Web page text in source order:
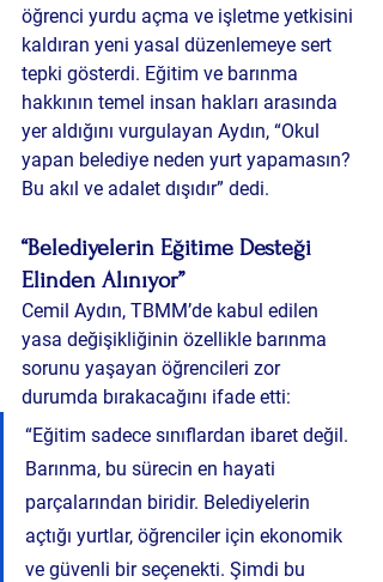
öğrenci yurdu açma ve işletme yetkisini
kaldıran yeni yasal düzenlemeye sert
tepki gösterdi. Eğitim ve barınma
hakkının temel insan hakları arasında
yer aldığını vurgulayan Aydın, “Okul
yapan belediye neden yurt yapamasın?
Bu akıl ve adalet dışıdır” dedi.
“Belediyelerin Eğitime Desteği
Elinden Alınıyor”
Cemil Aydın, TBMM’de kabul edilen
yasa değişikliğinin özellikle barınma
sorunu yaşayan öğrencileri zor
durumda bırakacağını ifade etti:
“Eğitim sadece sınıflardan ibaret değil.
Barınma, bu sürecin en hayati
parçalarından biridir. Belediyelerin
açtığı yurtlar, öğrenciler için ekonomik
ve güvenli bir seçenekti. Şimdi bu